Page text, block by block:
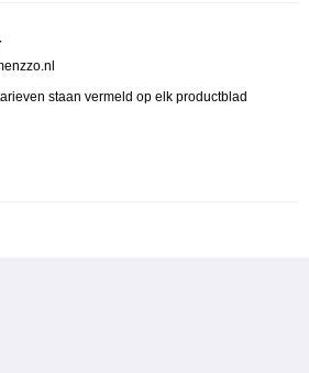
staan vermeld op elk productblad